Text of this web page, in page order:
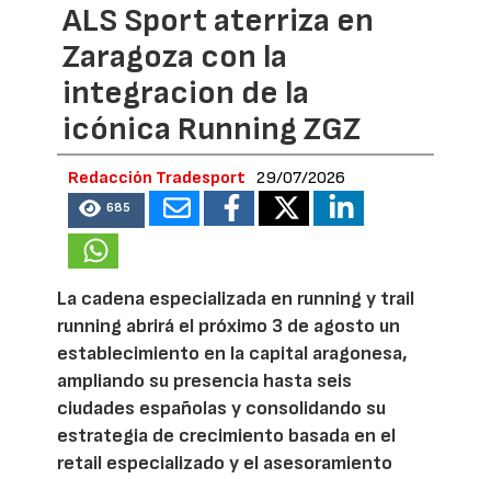
ALS Sport aterriza en
Zaragoza con la
integracion de la
icónica Running ZGZ
Redacción Tradesport 29/07/2026
685
La cadena especializada en running y trail
running abrirá el próximo 3 de agosto un
establecimiento en la capital aragonesa,
ampliando su presencia hasta seis
ciudades españolas y consolidando su
estrategia de crecimiento basada en el
retail especializado y el asesoramiento